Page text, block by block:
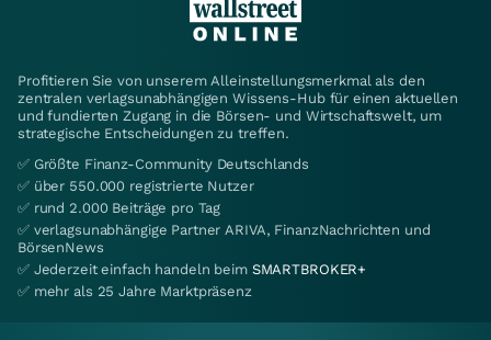
Profitieren Sie von unserem Alleinstellungsmerkmal als den
zentralen verlagsunabhängigen Wissens-Hub für einen aktuellen
und fundierten Zugang in die Börsen- und Wirtschaftswelt, um
strategische Entscheidungen zu treffen.
✅ Größte Finanz-Community Deutschlands
✅ über 550.000 registrierte Nutzer
✅ rund 2.000 Beiträge pro Tag
✅ verlagsunabhängige Partner ARIVA, FinanzNachrichten und
BörsenNews
✅ Jederzeit einfach handeln beim SMARTBROKER+
✅ mehr als 25 Jahre Marktpräsenz